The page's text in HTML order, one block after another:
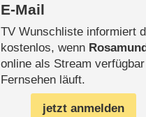
E-Mail
TV Wunschliste informiert
kostenlos, wenn
online als Stream
Fernsehen läuft.
jetzt anmelden